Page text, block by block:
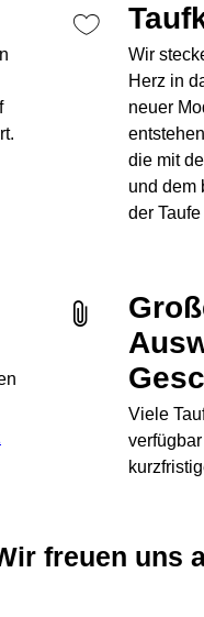
Wir
Herz in
neuer
die mit
und dem
der
Viele
freuen uns